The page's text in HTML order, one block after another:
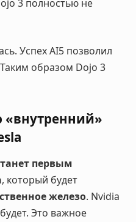
3 полностью не
Успех AI5 позволил
образом Dojo 3
первым
, который будет
железо. Nvidia
Это важное